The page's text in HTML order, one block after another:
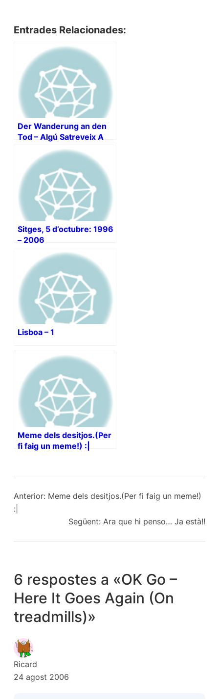
Entrades Relacionades:
Der Wanderung an den
Tod – Algú Satreveix A
Traduir-lo Al Català?
Sitges, 5 d’octubre: 1996
– 2006
Lisboa – 1
Meme dels desitjos.(Per
fi faig un meme!) :|
Anterior: Meme dels desitjos.(Per fi faig un meme!)
:|
Següent: Ara que hi penso… Ja està!!
6 respostes a «OK Go –
Here It Goes Again (On
treadmills)»
Ricard
24 agost 2006